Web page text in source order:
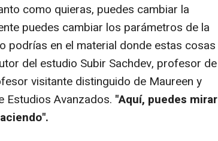
como quieras, puedes cambiar la
puedes cambiar los parámetros de la
podrías en el material donde estas cosas
del estudio Subir Sachdev, profesor de
visitante distinguido de Maureen y
Estudios Avanzados. "Aquí, puedes mirar